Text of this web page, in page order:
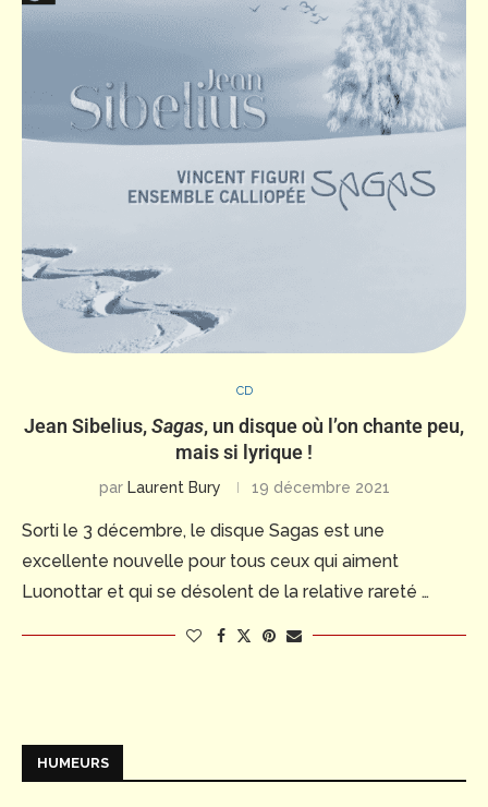
CD
Jean Sibelius,Sagas, un disque où l’on chante peu,
mais si lyrique !
par Laurent Bury 19 décembre 2021
Sorti le 3 décembre, le disque Sagas est une
excellente nouvelle pour tous ceux qui aiment
Luonottar et qui se désolent de la relative rareté …
HUMEURS